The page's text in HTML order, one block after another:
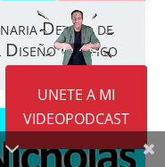
UNETE A MI
VIDEOPODCAST
Detrás de
Diseño Gráfico